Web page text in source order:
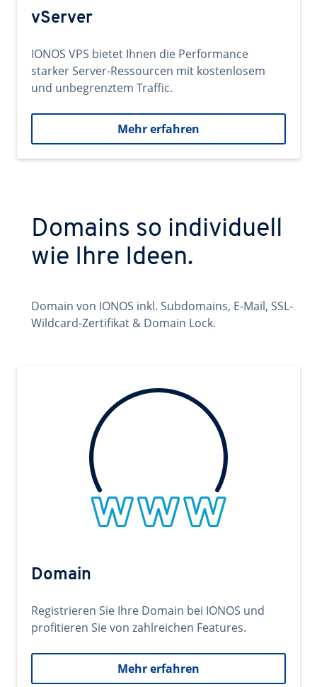
vServer
IONOS VPS bietet Ihnen die Performance
starker Server-Ressourcen mit kostenlosem
und unbegrenztem Traffic.
Mehr erfahren
Domains so individuell
wie Ihre Ideen.
Domain von IONOS inkl. Subdomains, E-Mail, SSL-
Wildcard-Zertifikat & Domain Lock.
Domain
Registrieren Sie Ihre Domain bei IONOS und
profitieren Sie von zahlreichen Features.
Mehr erfahren